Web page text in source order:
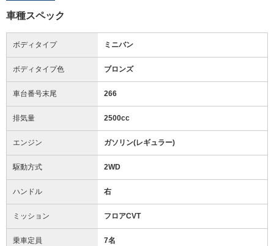
車種スペック
ボディタイプ ミニバン
ボディタイプ色 ブロンズ
車台番号末尾 266
排気量 2500cc
エンジン ガソリン(レギュラー)
駆動方式 2WD
ハンドル 右
ミッション フロアCVT
乗車定員 7名